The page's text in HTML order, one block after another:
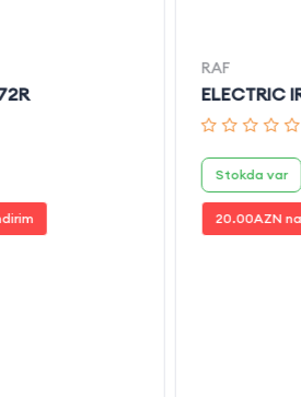
RAF
ELECTRIC
Stokda var
20.00AZN